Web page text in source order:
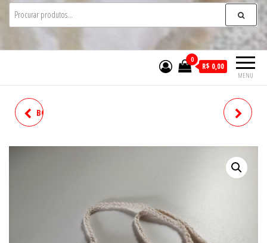
MENU
0
R$ 0,00
BOLSA ORIGAMI DE CROCHÊ